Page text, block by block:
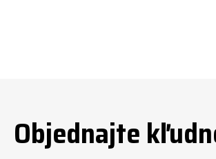
Objednajte